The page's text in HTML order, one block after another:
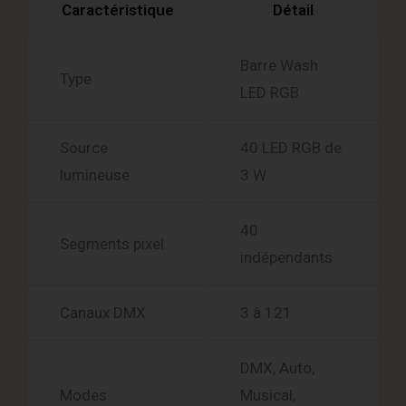
Caractéristique Détail
Type
Barre Wash
LED RGB
Source
lumineuse
40 LED RGB de
3 W
Segments pixel
40
indépendants
Canaux DMX 3 à 121
Modes
DMX, Auto,
Musical,